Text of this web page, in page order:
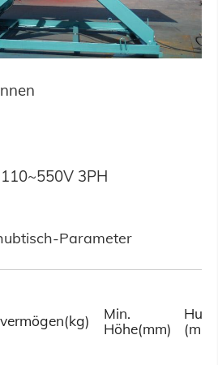
3PH
Parameter
Min.
Höhe(mm)
(mm)